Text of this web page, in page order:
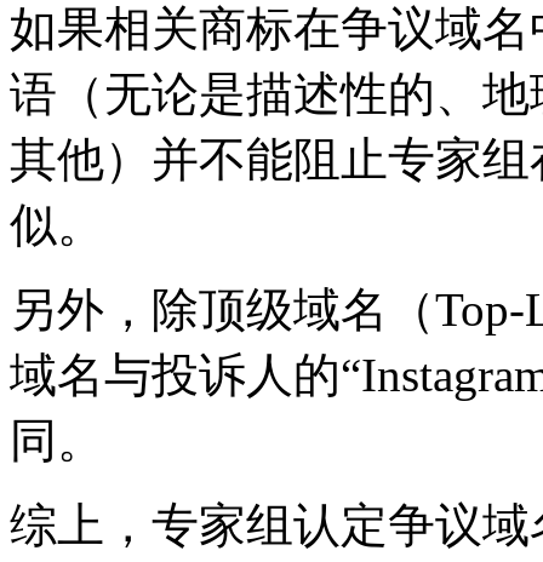
如果相关商标在争议域
语（无论是描述性的、
其他）并不能阻止专家
似。
另外，除顶级域名（Top-
域名与投诉人的
同。
综上，专家组认定争议